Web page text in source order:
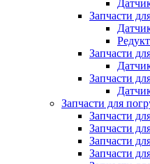
Запчасти
Запчасти
Запчасти
Запчасти для
Запчасти
Запчасти
Запчасти
Запчасти